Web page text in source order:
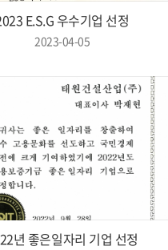
E.S.G 우수기업 선정
2023-04-05
년 좋은일자리 기업 선정